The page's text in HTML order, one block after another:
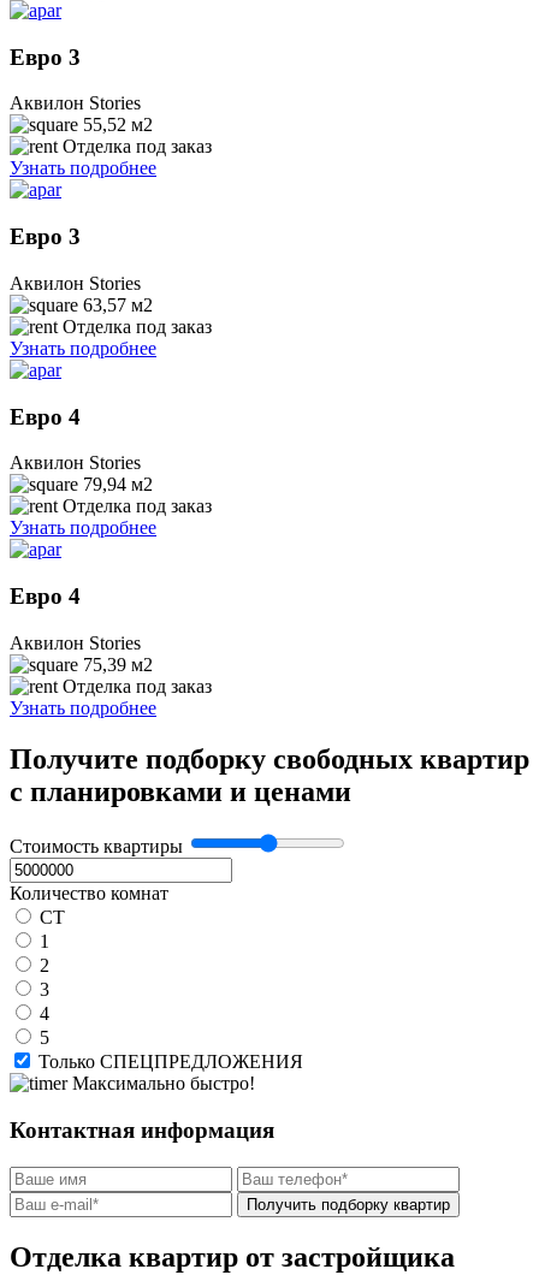
Евро 3
Аквилон Stories
55,52 м2
Отделка под заказ
Узнать подробнее
Евро 3
Аквилон Stories
63,57 м2
Отделка под заказ
Узнать подробнее
Евро 4
Аквилон Stories
79,94 м2
Отделка под заказ
Узнать подробнее
Евро 4
Аквилон Stories
75,39 м2
Отделка под заказ
Узнать подробнее
Получите подборку свободных квартир
с планировками и ценами
Стоимость квартиры
Количество комнат
СТ
1
2
3
4
5
Только СПЕЦПРЕДЛОЖЕНИЯ
Максимально быстро!
Контактная информация
Получить подборку квартир
Отделка квартир от застройщика